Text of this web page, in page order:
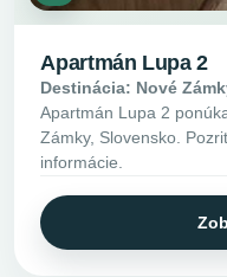
Apartmán Lupa 2
Destinácia: Nové
Apartmán Lupa 2
Zámky, Slovensko.
informácie.